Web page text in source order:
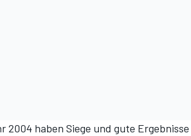
2004 haben Siege und gute Ergebnisse